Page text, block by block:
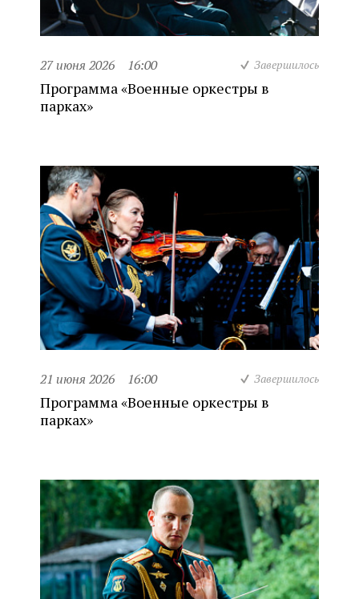
27 июня 2026 16:00 Завершилось
Программа «Военные оркестры в
парках»
21 июня 2026 16:00 Завершилось
Программа «Военные оркестры в
парках»